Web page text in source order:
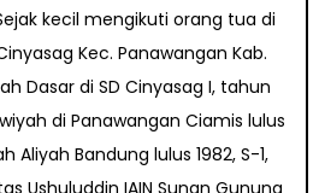
kecil mengikuti orang tua di
Kec. Panawangan Kab.
Dasar di SD Cinyasag I, tahun
di Panawangan Ciamis lulus
Aliyah Bandung lulus 1982, S-1,